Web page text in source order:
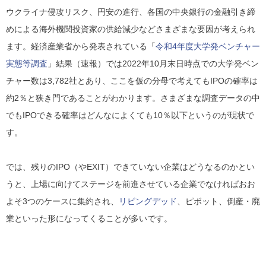
ウクライナ侵攻リスク、円安の進行、各国の中央銀行の金融引き締
めによる海外機関投資家の供給減少などさまざまな要因が考えられ
ます。経済産業省から発表されている「令和4年度大学発ベンチャー
実態等調査 」結果（速報）では2022年10月末日時点での大学発ベン
チャー数は3,782社とあり、ここを仮の分母で考えてもIPOの確率は
約2％と狭き門であることがわかります。さまざまな調査データの中
でもIPOできる確率はどんなによくても10％以下というのが現状で
す。
では、残りのIPO（やEXIT）できていない企業はどうなるのかとい
うと、上場に向けてステージを前進させている企業でなければおお
よそ3つのケースに集約され、
リビングデッド、ピボット、倒産・廃
業といった形になってくることが多いです。